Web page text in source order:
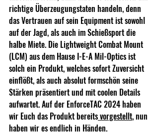
richtige Überzeugungstaten handeln, denn
das Vertrauen auf sein Equipment ist sowohl
auf der Jagd, als auch im Schießsport die
halbe Miete. Die Lightweight Combat Mount
(LCM) aus dem Hause I-E-A Mil-Optics ist
solch ein Produkt, welches sofort Zuversicht
einflößt, als auch absolut formschön seine
Stärken präsentiert und mit coolen Details
aufwartet. Auf der EnforceTAC 2024 haben
wir Euch das Produkt bereits vorgestellt, nun
haben wir es endlich in Händen.